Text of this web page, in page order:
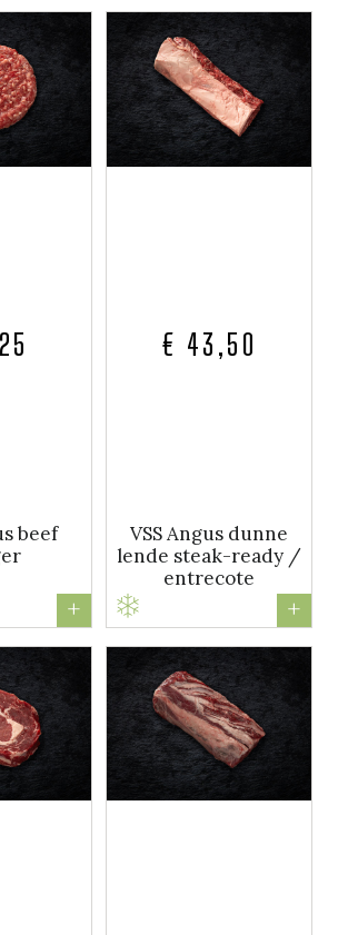
beef
+
€ 43,50
VSS Angus dunne
lende steak-ready /
entrecote
+